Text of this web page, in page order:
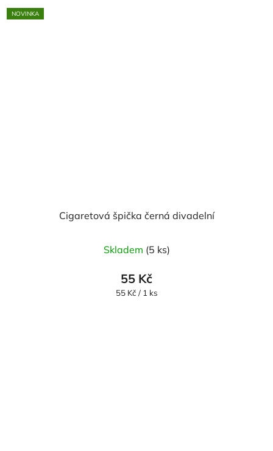
NOVINKA
Cigaretová špička černá divadelní
Skladem (5 ks)
55 Kč
Měrná
55 Kč / 1 ks